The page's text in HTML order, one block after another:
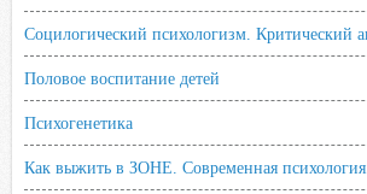
Социлогический психологизм. Критический
Половое воспитание детей
Психогенетика
Как выжить в ЗОНЕ. Современная психология.